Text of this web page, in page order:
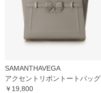
SAMANTHAVEGA
アクセントリボントートバッグ
￥19,800